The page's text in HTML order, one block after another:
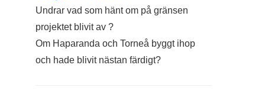
Undrar vad som hänt om på gränsen
projektet blivit av ?
Om Haparanda och Torneå byggt ihop
och hade blivit nästan färdigt?